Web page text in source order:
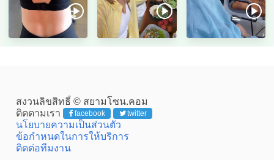
สงวนลิขสิทธิ์ © สยามโซน.คอม
ติดตามเรา
facebook twitter
นโยบายความเป็นส่วนตัว
ข้อกำหนดในการให้บริการ
ติดต่อทีมงาน